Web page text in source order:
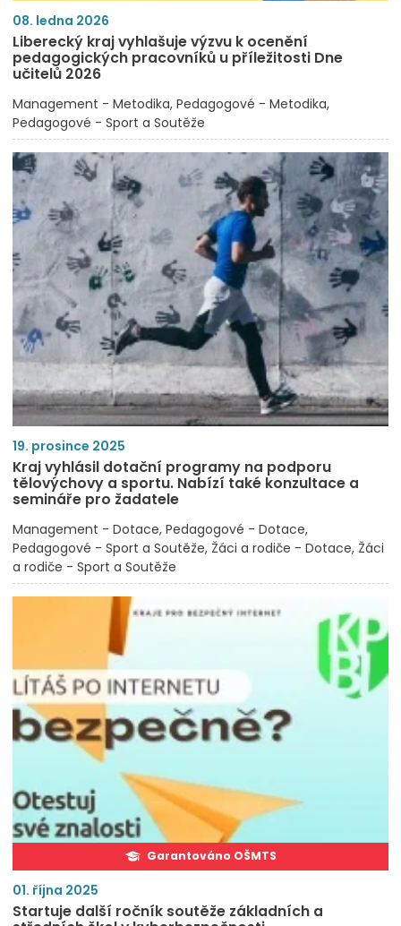
08. ledna 2026
Liberecký kraj vyhlašuje výzvu k ocenění
pedagogických pracovníků u příležitosti Dne
učitelů 2026
Management - Metodika Pedagogové - Metodika
Pedagogové - Sport a Soutěže
19. prosince 2025
Kraj vyhlásil dotační programy na podporu
tělovýchovy a sportu. Nabízí také konzultace a
semináře pro žadatele
Management - Dotace Pedagogové - Dotace
Pedagogové - Sport a Soutěže Žáci a rodiče - Dotace Žáci
a rodiče - Sport a Soutěže
Garantováno OŠMTS
01. října 2025
Startuje další ročník soutěže základních a